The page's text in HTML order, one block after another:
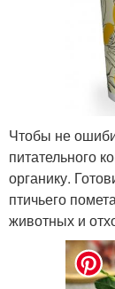
Чтобы не
питательного
органику.
птичьего
животных и